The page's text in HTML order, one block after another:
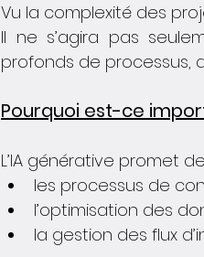
Vu la complexité des
Il ne s’agira pas
profonds de processus,
Pourquoi est-ce
L’IA générative promet
les processus de
l’optimisation des
la gestion des flux